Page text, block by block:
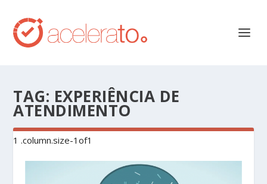
TAG: EXPERIÊNCIA DE
ATENDIMENTO